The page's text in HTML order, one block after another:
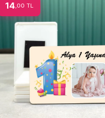
14 ,00 TL